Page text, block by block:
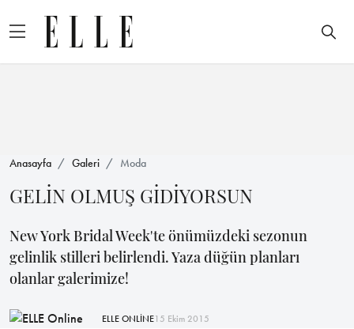
Anasayfa Galeri Moda
GELİN OLMUŞ GİDİYORSUN
New York Bridal Week'te önümüzdeki sezonun
gelinlik stilleri belirlendi. Yaza düğün planları
olanlar galerimize!
ELLE ONLİNE15 Ekim 2015